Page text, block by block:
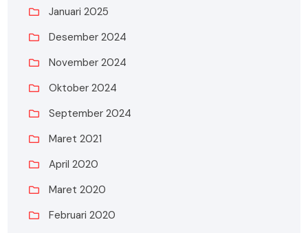
Januari 2025
Desember 2024
November 2024
Oktober 2024
September 2024
Maret 2021
April 2020
Maret 2020
Februari 2020